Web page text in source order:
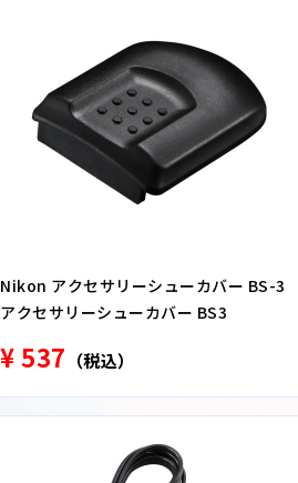
Nikon アクセサリーシューカバー BS-3
アクセサリーシューカバー BS3
¥ 537 （税込）